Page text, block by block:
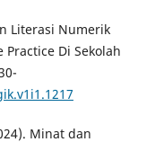
Literasi Numerik
Di Sekolah
Minat dan